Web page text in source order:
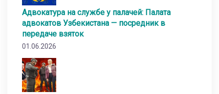
Адвокатура на службе у палачей: Палата
адвокатов Узбекистана — посредник в
передаче взяток
01.06.2026